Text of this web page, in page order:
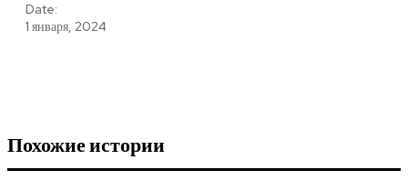
Date:
1 января, 2024
Похожие истории